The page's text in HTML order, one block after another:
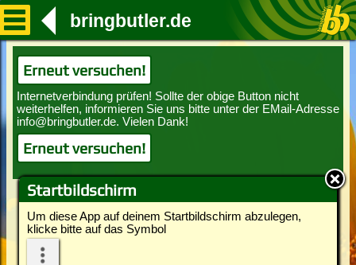
Startbildschirm
Um diese App auf deinem Startbildschirm abzulegen,
klicke bitte auf das Symbol
bringbutler.de
Erneut versuchen!
Erneut versuchen!